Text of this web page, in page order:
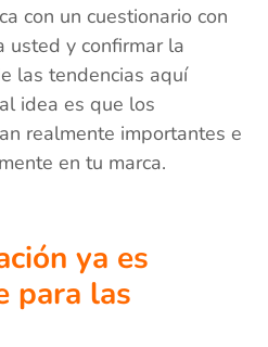
con un cuestionario con
usted y confirmar la
las tendencias aquí
idea es que los
realmente importantes e
en tu marca.
ya es
para las